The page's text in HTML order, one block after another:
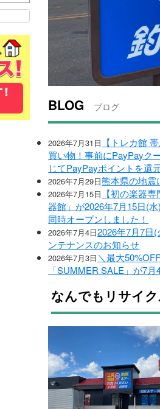
BLOG ブログ
2026年7月31日 【トレカ館
買い物！事前にPayPayク
じてPayPayポイントを還
2026年7月29日熊本県の地震
2026年7月15日 【初の楽器
器館」が2026年7月15日(
同時オープンしました！
2026年7月4日2026年7月7日
ンテナンスのお知らせ
2026年7月3日 ＼最大
「SUMMER SALE」が7
なんでもリサイ